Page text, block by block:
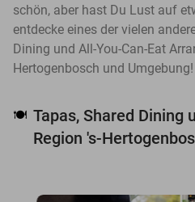
schön, aber hast Du Lust auf
entdecke eines der vielen
Dining und All-You-Can-Eat
Hertogenbosch und Umgebung!
🍽️ Tapas, Shared Dining
Region 's-